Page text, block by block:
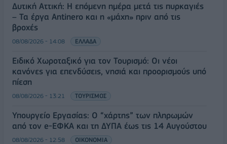
Δυτική Αττική: Η επόμενη ημέρα μετά τις πυρκαγιές
– Τα έργα Antinero και η «μάχη» πριν από τις
βροχές
08/08/2026 - 14:08 ΕΛΛΑΔΑ
Ειδικό Χωροταξικό για τον Τουρισμό: Οι νέοι
κανόνες για επενδύσεις, νησιά και προορισμούς υπό
πίεση
08/08/2026 - 13:21 ΤΟΥΡΙΣΜΟΣ
Υπουργείο Εργασίας: Ο “χάρτης” των πληρωμών
από τον e-ΕΦΚΑ και τη ΔΥΠΑ έως τις 14 Αυγούστου
08/08/2026 - 12:58 ΟΙΚΟΝΟΜΙΑ